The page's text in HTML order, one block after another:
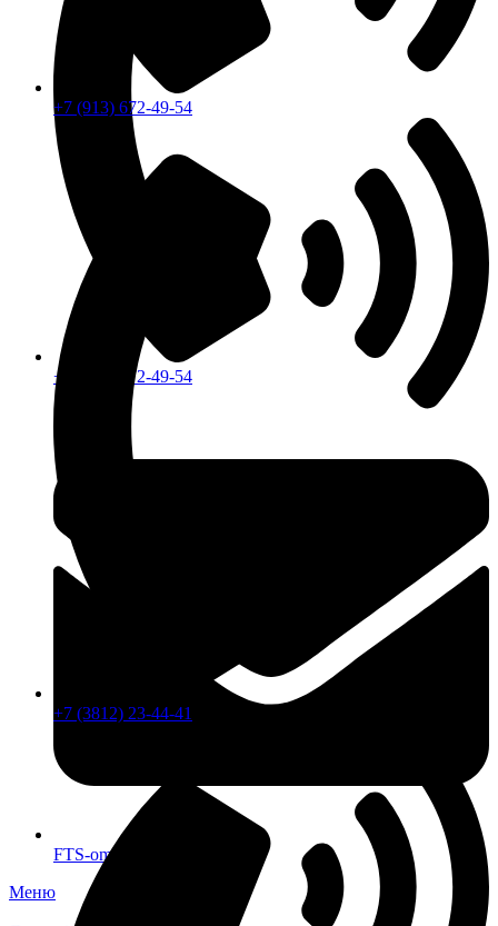
+7 (913) 672-49-54
FTS-omsk@mail.ru
Меню
+7 (913) 672-49-54
+7 (3812) 23-44-41